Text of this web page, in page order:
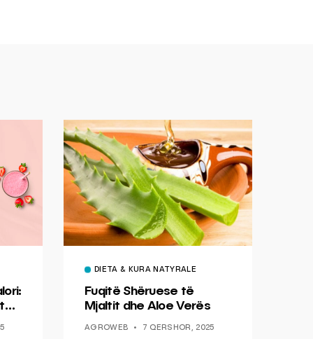
DIETA & KURA NATYRALE
Fuqitë Shëruese të
Mjaltit dhe Aloe Verës
AGROWEB 7 QERSHOR, 2025